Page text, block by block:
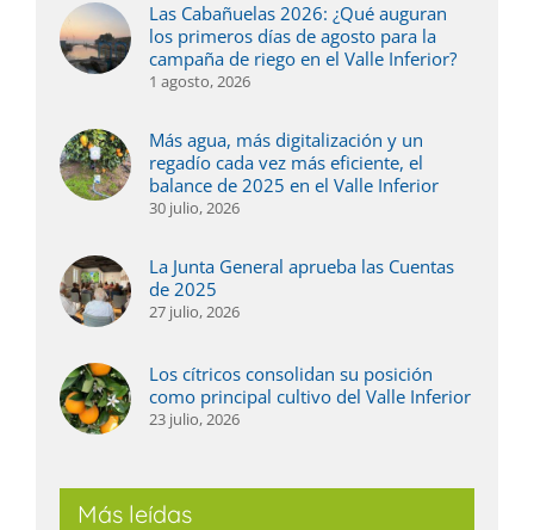
Las Cabañuelas 2026: ¿Qué auguran
los primeros días de agosto para la
campaña de riego en el Valle Inferior?
1 agosto, 2026
Más agua, más digitalización y un
regadío cada vez más eficiente, el
balance de 2025 en el Valle Inferior
30 julio, 2026
La Junta General aprueba las Cuentas
de 2025
27 julio, 2026
Los cítricos consolidan su posición
como principal cultivo del Valle Inferior
23 julio, 2026
Más leídas